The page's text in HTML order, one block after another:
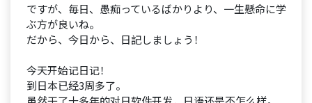
ですが、毎日、愚痴っているばかりより、一生懸命に学
ぶ方が良いね。
だから、今日から、日記しましょう！
今天开始记日记！
到日本已经3周多了。